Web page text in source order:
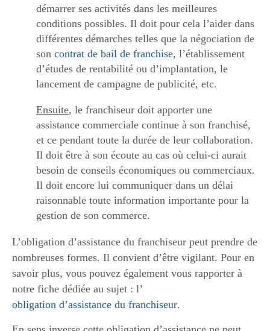
démarrer ses activités dans les meilleures
conditions possibles. Il doit pour cela l’aider dans
différentes démarches telles que la négociation de
son contrat de bail de franchise, l’établissement
d’études de rentabilité ou d’implantation, le
lancement de campagne de publicité, etc.
Ensuite, le franchiseur doit apporter une
assistance commerciale continue à son franchisé,
et ce pendant toute la durée de leur collaboration.
Il doit être à son écoute au cas où celui-ci aurait
besoin de conseils économiques ou commerciaux.
Il doit encore lui communiquer dans un délai
raisonnable toute information importante pour la
gestion de son commerce.
L’obligation d’assistance du franchiseur peut prendre de
nombreuses formes. Il convient d’être vigilant. Pour en
savoir plus, vous pouvez également vous rapporter à
notre fiche dédiée au sujet : l’
obligation d’assistance du franchiseur.